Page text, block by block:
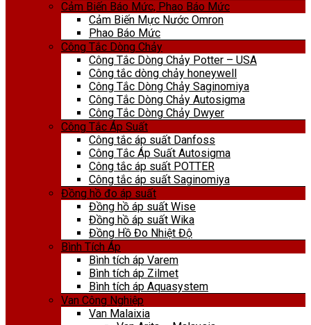
Cảm Biến Báo Mức, Phao Báo Mức
Cảm Biến Mực Nước Omron
Phao Báo Mức
Công Tắc Dòng Chảy
Công Tắc Dòng Chảy Potter – USA
Công tắc dòng chảy honeywell
Công Tắc Dòng Chảy Saginomiya
Công Tắc Dòng Chảy Autosigma
Công Tắc Dòng Chảy Dwyer
Công Tắc Áp Suất
Công tắc áp suất Danfoss
Công Tắc Áp Suất Autosigma
Công tắc áp suất POTTER
Công tắc áp suất Saginomiya
Đồng hồ đo áp suất
Đồng hồ áp suất Wise
Đồng hồ áp suất Wika
Đồng Hồ Đo Nhiệt Độ
Bình Tích Áp
Bình tích áp Varem
Bình tích áp Zilmet
Bình tích áp Aquasystem
Van Công Nghiệp
Van Malaixia